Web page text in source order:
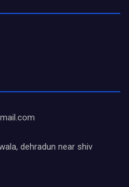
dehradun near shiv